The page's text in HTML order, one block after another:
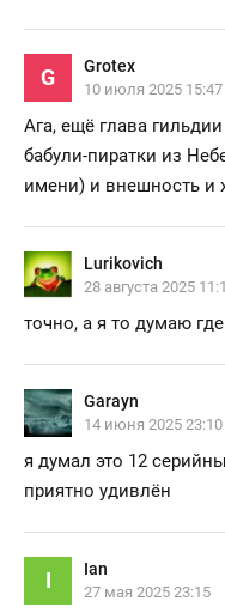
G Grotex
10 июля 2025 15:47
Ага, ещё глава
бабули-пиратки из
имени) и внешность и
Lurikovich
28 августа 2025
точно, а я то думаю
Garayn
14 июня 2025 23:10
я думал это 12
приятно удивлён
I Ian
27 мая 2025 23:15